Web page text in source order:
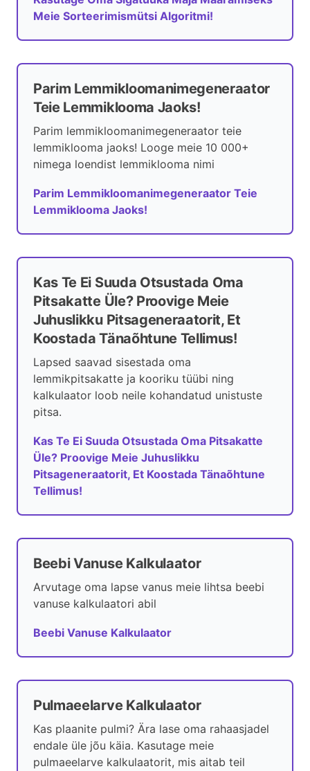
Meie Sorteerimismütsi Algoritmi!
Parim Lemmikloomanimegeneraator
Teie Lemmiklooma Jaoks!
Parim lemmikloomanimegeneraator teie
lemmiklooma jaoks! Looge meie 10 000+
nimega loendist lemmiklooma nimi
Parim Lemmikloomanimegeneraator Teie
Lemmiklooma Jaoks!
Kas Te Ei Suuda Otsustada Oma
Pitsakatte Üle? Proovige Meie
Juhuslikku Pitsageneraatorit, Et
Koostada Tänaõhtune Tellimus!
Lapsed saavad sisestada oma
lemmikpitsakatte ja kooriku tüübi ning
kalkulaator loob neile kohandatud unistuste
pitsa.
Kas Te Ei Suuda Otsustada Oma Pitsakatte
Üle? Proovige Meie Juhuslikku
Pitsageneraatorit, Et Koostada Tänaõhtune
Tellimus!
Beebi Vanuse Kalkulaator
Arvutage oma lapse vanus meie lihtsa beebi
vanuse kalkulaatori abil
Beebi Vanuse Kalkulaator
Pulmaeelarve Kalkulaator
Kas plaanite pulmi? Ära lase oma rahaasjadel
endale üle jõu käia. Kasutage meie
pulmaeelarve kalkulaatorit, mis aitab teil